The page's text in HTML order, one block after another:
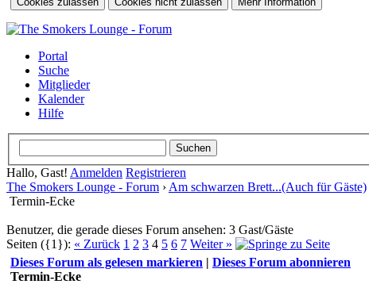
Portal
Suche
Mitglieder
Kalender
Hilfe
Hallo, Gast! Anmelden Registrieren
The Smokers Lounge - Forum › Am schwarzen Brett...(Auch für Gäste)
Termin-Ecke
Benutzer, die gerade dieses Forum ansehen: 3 Gast/Gäste
Seiten ({1}): « Zurück 1 2 3 4 5 6 7 Weiter »
Dieses Forum als gelesen markieren | Dieses Forum abonnieren
Termin-Ecke